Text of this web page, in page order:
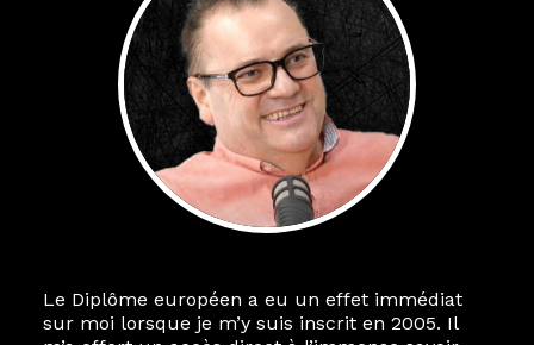
Le Diplôme européen a eu un effet immédiat
sur moi lorsque je m’y suis inscrit en 2005. Il